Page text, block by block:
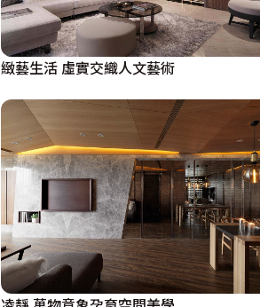
緻藝生活 虛實交織人文藝術